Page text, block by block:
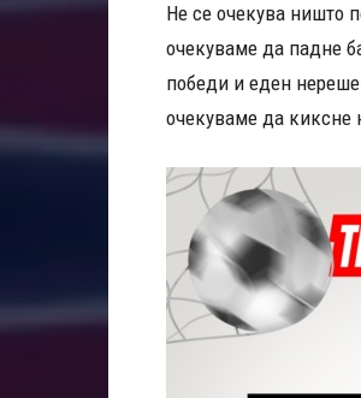
Не се очекува ништо
очекуваме да падне
победи и еден
очекуваме да киксне